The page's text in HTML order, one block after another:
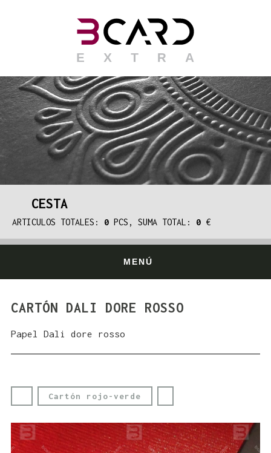
CESTA
ARTICULOS TOTALES: 0 PCS, SUMA TOTAL: 0 €
MENÚ
CARTÓN DALI DORE ROSSO
Papel Dali dore rosso
Cartón rojo-verde